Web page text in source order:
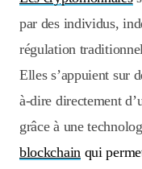
par des individus,
régulation
Elles s’appuient sur
à-dire directement
grâce à une
blockchainqui